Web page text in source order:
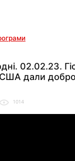
02.02.23.
дали
1014